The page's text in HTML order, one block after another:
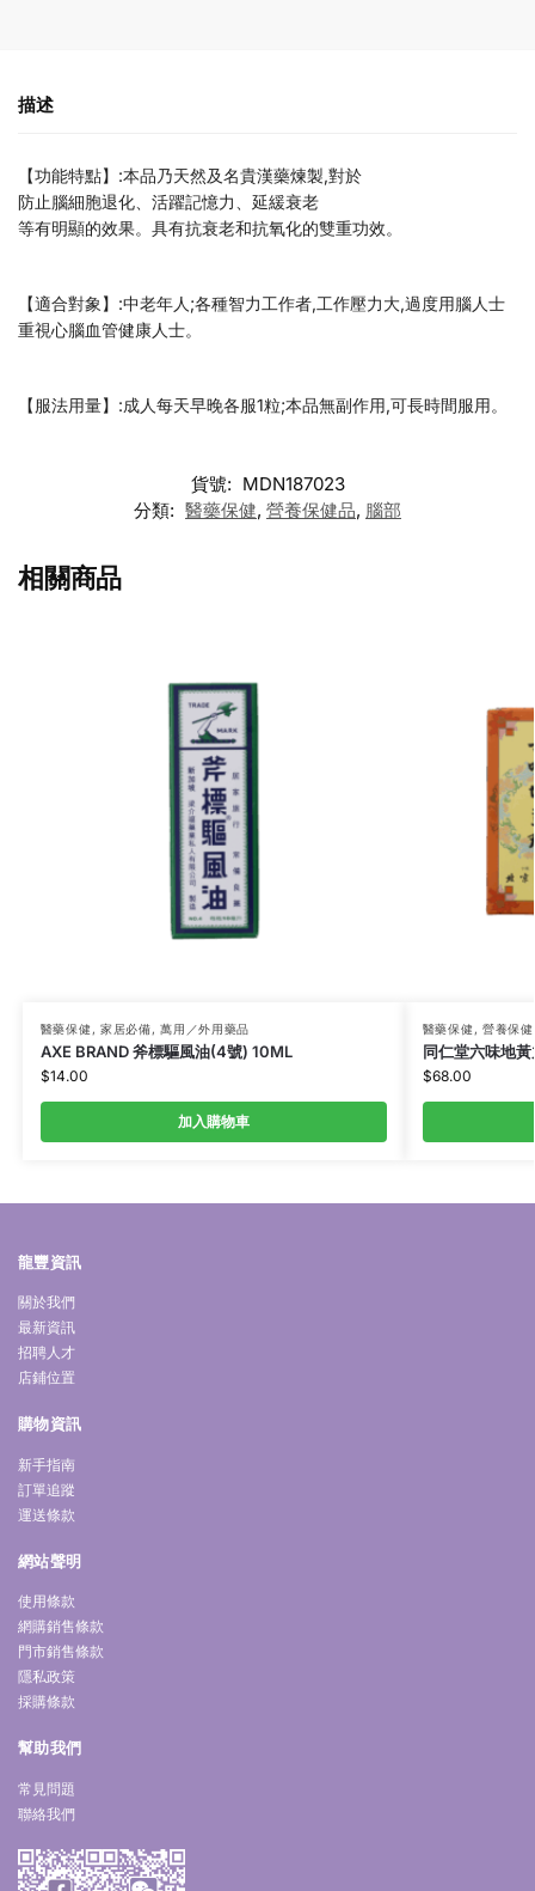
描述
【功能特點】:本品乃天然及名貴漢藥煉製,對於
防止腦細胞退化、活躍記憶力、延緩衰老
等有明顯的效果。具有抗衰老和抗氧化的雙重功效。
【適合對象】:中老年人;各種智力工作者,工作壓力大,過度用腦人士
重視心腦血管健康人士。
【服法用量】:成人每天早晚各服1粒;本品無副作用,可長時間服用。
貨號: MDN187023
分類: 醫藥保健, 營養保健品, 腦部
相關商品
醫藥保健, 家居必備,萬用／外用藥品
AXE BRAND 斧標驅風油(4號) 10ML
$14.00
加入購物車
醫藥保健, 營養保
同仁堂六味地
$68.00
龍豐資訊
關於我們
最新資訊
招聘人才
店鋪位置
購物資訊
新手指南
訂單追蹤
運送條款
網站聲明
使用條款
網購銷售條款
門市銷售條款
隱私政策
採購條款
幫助我們
常見問題
聯絡我們